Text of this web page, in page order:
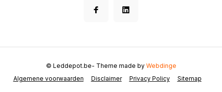
Algemene voorwaarden Disclaimer Privacy Policy Sitemap
© Leddepot.be- Theme made by Webdinge